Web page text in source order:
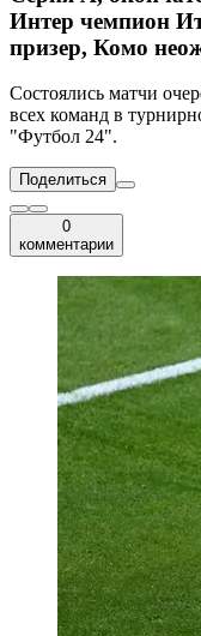
Интер чемпион
призер, Комо
Состоялись матчи
всех команд в
"Футбол 24".
Поделиться
0
комментарии